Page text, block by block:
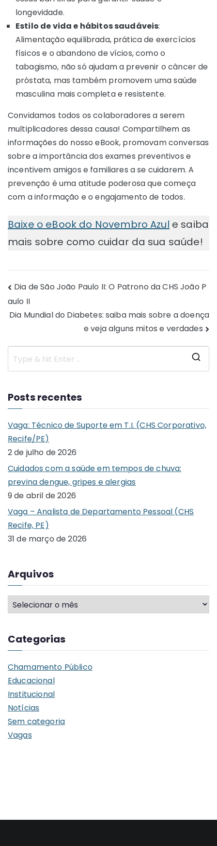
longevidade.
Estilo de vida e hábitos saudáveis:
Alimentação equilibrada, prática de exercícios
físicos e o abandono de vícios, como o
tabagismo, não só ajudam a prevenir o câncer de
próstata, mas também promovem uma saúde
masculina mais completa e resistente.
Convidamos todos os colaboradores a serem
multiplicadores dessa causa! Compartilhem as
informações do nosso eBook, promovam conversas
sobre a importância dos exames preventivos e
incentivem amigos e familiares a se cuidarem. A
prevenção é uma atitude poderosa que começa
com a informação e o engajamento de todos.
Baixe o eBook do Novembro Azul e saiba
mais sobre como cuidar da sua saúde!
Navegação
de
Dia de São João Paulo II: O Patrono da CHS João P
aulo II
Dia Mundial do Diabetes: saiba mais sobre a doença
e veja alguns mitos e verdades
Posts recentes
Vaga: Técnico de Suporte em T.I. (CHS Corporativo,
Recife/PE)
2 de julho de 2026
Cuidados com a saúde em tempos de chuva:
previna dengue, gripes e alergias
9 de abril de 2026
Vaga – Analista de Departamento Pessoal (CHS
Recife, PE)
31 de março de 2026
Arquivos
A
r
u
v
o
s
Categorias
Chamamento Público
Educacional
Institucional
Notícias
Sem categoria
Vagas